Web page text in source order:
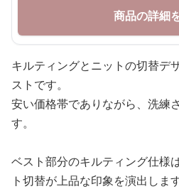
商品の詳細
キルティングとニットの切替デ
ストです。
安い価格帯でありながら、洗練
す。
ベスト部分のキルティング仕様
ト切替が上品な印象を演出します